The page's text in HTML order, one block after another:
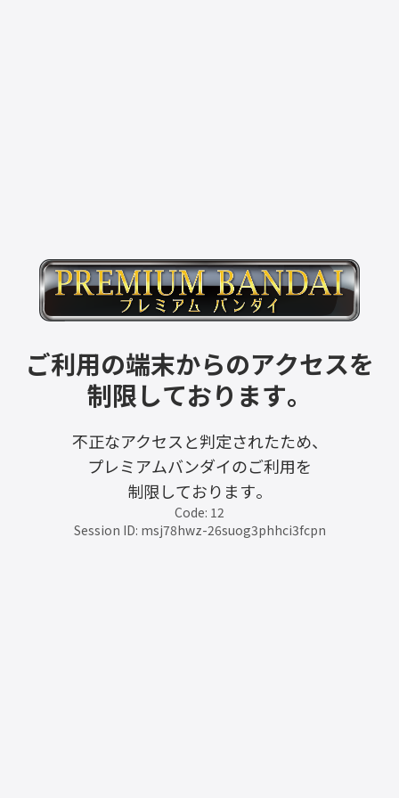
ご利用の端末からのアクセスを
制限しております。
不正なアクセスと判定されたため、
プレミアムバンダイのご利用を
制限しております。
Code: 12
Session ID: msj78hwz-26suog3phhci3fcpn